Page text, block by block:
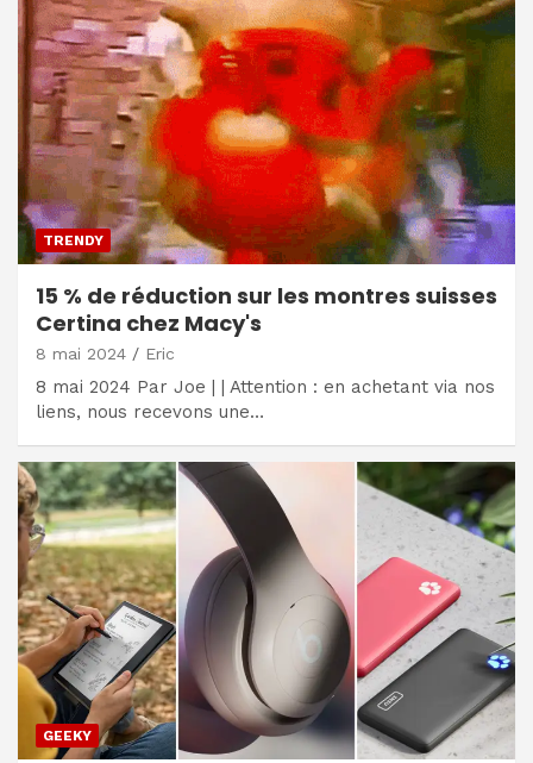
TRENDY
15 % de réduction sur les montres suisses
Certina chez Macy's
8 mai 2024 Eric
8 mai 2024 Par Joe | | Attention : en achetant via nos
liens, nous recevons une…
GEEKY